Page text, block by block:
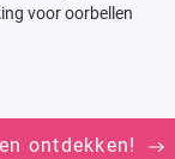
voor oorbellen
ontdekken!